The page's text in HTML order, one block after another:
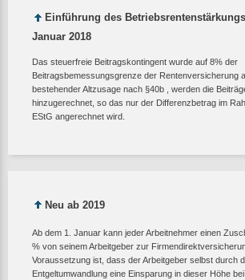
Einführung des
Januar 2018
Das steuerfreie Beitragskontingent wurde auf 8% der
Beitragsbemessungsgrenze der Rentenversicherung
bestehender Altzusage nach §40b , werden die
hinzugerechnet, so das nur der Differenzbetrag im
EStG angerechnet wird.
Neu ab 2019
Ab dem 1. Januar kann jeder Arbeitnehmer einen
% von seinem Arbeitgeber zur
Voraussetzung ist, dass der Arbeitgeber selbst durch
Entgeltumwandlung eine Einsparung in dieser Höhe